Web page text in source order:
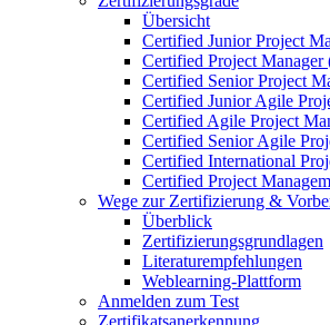
Übersicht
Certified Junior Project
Certified Project
Certified Senior Project
Certified Junior Agile
Certified Agile Project
Certified Senior Agile
Certified International
Certified Project
Wege zur Zertifizierung &
Überblick
Zertifizierungsgrundlagen
Literaturempfehlungen
Weblearning-Plattform
Anmelden zum Test